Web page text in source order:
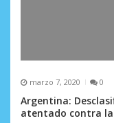
marzo 7, 2020 0
Argentina:
atentado contra la